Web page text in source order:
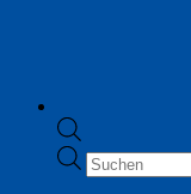
Products
search